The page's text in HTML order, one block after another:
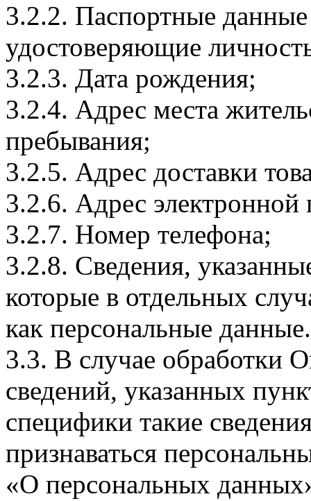
3.2.2. Паспортные
удостоверяющие
3.2.3. Дата рождения;
3.2.4. Адрес места
пребывания;
3.2.5. Адрес доставки
3.2.6. Адрес электронной
3.2.7. Номер телефона;
3.2.8. Сведения,
которые в отдельных
как персональные данные.
3.3. В случае обработки
сведений, указанных
специфики такие
признаваться
«О персональных